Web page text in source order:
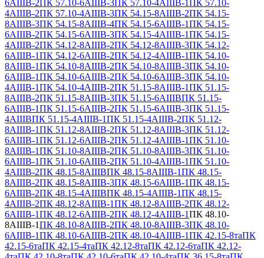
6АIIIВ-2 ПК 57.10-6АIIIВ-3 ПК 57.10-4АIIIВ-1
ПК 57.10-
4АIIIВ-2ПК 57.10-4АIIIВ-3ПК 54.15-8АIIIВ-2ПК 54.15-
8АIIIВ-3ПК 54.15-8АIIIВ-4ПК 54.15-6АIIIВ-1ПК 54.15-
6АIIIВ-2ПК 54.15-6АIIIВ-3ПК 54.15-4АIIIВ-1ПК 54.15-
4АIIIВ-2ПК 54.12-8АIIIВ-2ПК 54.12-8АIIIВ-3ПК 54.12-
6АIIIВ-1ПК 54.12-6АIIIВ-2ПК 54.12-4АIIIВ-1ПК 54.10-
8АIIIВ-1ПК 54.10-8АIIIВ-2ПК 54.10-8АIIIВ-3ПК 54.10-
6АIIIВ-1ПК 54.10-6АIIIВ-2ПК 54.10-6АIIIВ-3ПК 54.10-
4АIIIВ-1ПК 54.10-4АIIIВ-2ПК 51.15-8АIIIВ-1ПК 51.15-
8АIIIВ-2ПК 51.15-8АIIIВ-3ПК 51.15-6АIIIВПК 51.15-
6АIIIВ-1ПК 51.15-6АIIIВ-2ПК 51.15-6АIIIВ-3ПК 51.15-
4АIIIВПК 51.15-4АIIIВ-1ПК 51.15-4АIIIВ-2ПК 51.12-
8АIIIВ-1ПК 51.12-8АIIIВ-2ПК 51.12-8АIIIВ-3ПК 51.12-
6АIIIВ-1ПК 51.12-6АIIIВ-2ПК 51.12-4АIIIВ-1ПК 51.10-
8АIIIВ-1ПК 51.10-8АIIIВ-2ПК 51.10-8АIIIВ-3ПК 51.10-
6АIIIВ-1ПК 51.10-6АIIIВ-2ПК 51.10-4АIIIВ-1ПК 51.10-
4АIIIВ-2ПК 48.15-8АIIIВПК 48.15-8АIIIВ-1ПК 48.15-
8АIIIВ-2ПК 48.15-8АIIIВ-3ПК 48.15-6АIIIВ-1ПК 48.15-
6АIIIВ-2ПК 48.15-4АIIIВПК 48.15-4АIIIВ-1ПК 48.15-
4АIIIВ-2ПК 48.12-8АIIIВ-1ПК 48.12-8АIIIВ-2ПК 48.12-
6АIIIВ-1ПК 48.12-6АIIIВ-2ПК 48.12-4АIIIВ-1ПК 48.10-
8АIIIВ-1ПК 48.10-8АIIIВ-2ПК 48.10-8АIIIВ-3ПК 48.10-
6АIIIВ-1ПК 48.10-6АIIIВ-2ПК 48.10-4АIIIВ-1ПК 42.15-8таПК
42.15-6таПК 42.15-4таПК 42.12-8таПК 42.12-6таПК 42.12-